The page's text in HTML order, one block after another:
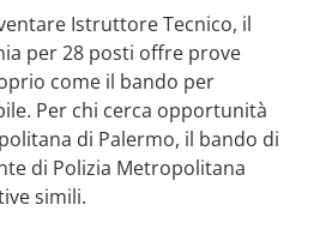
Istruttore Tecnico, il
per 28 posti offre prove
come il bando per
Per chi cerca opportunità
di Palermo, il bando di
di Polizia Metropolitana
simili.